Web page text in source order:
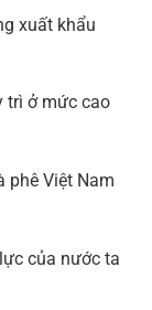
xuất khẩu
trì ở mức cao
phê Việt Nam
của nước ta